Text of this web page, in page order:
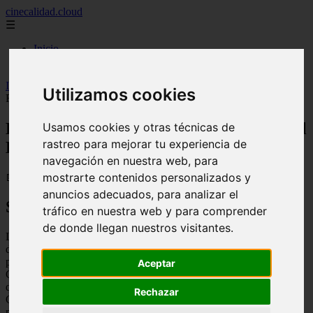
Utilizamos cookies
Usamos cookies y otras técnicas de
rastreo para mejorar tu experiencia de
navegación en nuestra web, para
mostrarte contenidos personalizados y
anuncios adecuados, para analizar el
tráfico en nuestra web y para comprender
de donde llegan nuestros visitantes.
Aceptar
Rechazar
cinecalidad.cloud
☰
Inicio
Inicio finalexplicadolat
La lengua de las mariposas (2026) ᐉ
Final Explicado
La lengua de las mariposas (2026) ᐉ Final
Explicado
📅 13/02/2026
Sinopsis
La lengua de las mariposas es una película española de 1999
dirigida por José Luis Cuerda. La historia se desarrolla en un
pequeño pueblo de Galicia en 1936, justo antes del estallido de la
Guerra Civil española. El protagonista es un niño llamado Moncho,
que comienza a asistir a la escuela y a aprender de su maestro, Don
Gregorio, quien le enseña a amar la naturaleza y a pensar por sí